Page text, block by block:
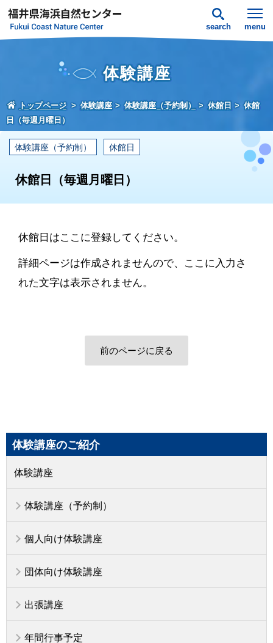
search menu
体験講座
トップページ 体験講座 体験講座（予約制） 休館日
休館
日（毎週月曜日）
体験講座（予約制） 休館日
休館日（毎週月曜日）
休館日はここに登録してください。
詳細ページは作成されませんので、ここに入力さ
れた文字は表示されません。
前のページに戻る
体験講座のご紹介
体験講座
体験講座（予約制）
個人向け体験講座
団体向け体験講座
出張講座
年間行事予定